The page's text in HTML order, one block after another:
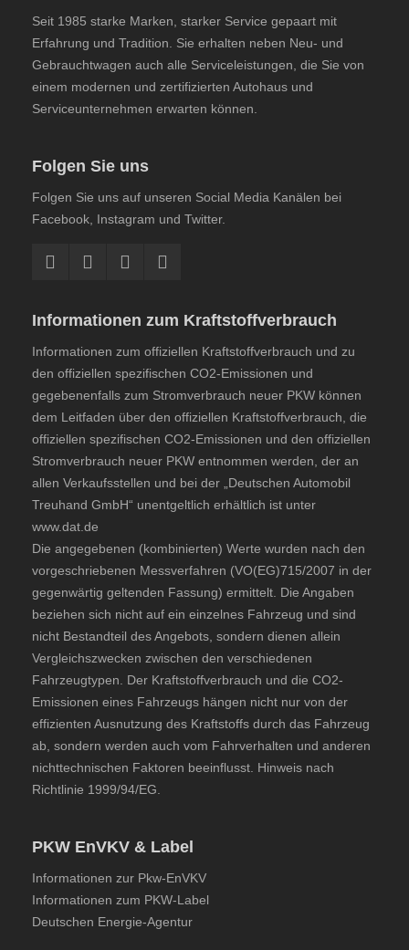
Seit 1985 starke Marken, starker Service gepaart mit
Erfahrung und Tradition. Sie erhalten neben Neu- und
Gebrauchtwagen auch alle Serviceleistungen, die Sie von
einem modernen und zertifizierten Autohaus und
Serviceunternehmen erwarten können.
Folgen Sie uns
Folgen Sie uns auf unseren Social Media Kanälen bei
Facebook, Instagram und Twitter.
Informationen zum Kraftstoffverbrauch
Informationen zum offiziellen Kraftstoffverbrauch und zu
den offiziellen spezifischen CO2-Emissionen und
gegebenenfalls zum Stromverbrauch neuer PKW können
dem Leitfaden über den offiziellen Kraftstoffverbrauch, die
offiziellen spezifischen CO2-Emissionen und den offiziellen
Stromverbrauch neuer PKW entnommen werden, der an
allen Verkaufsstellen und bei der „Deutschen Automobil
Treuhand GmbH“ unentgeltlich erhältlich ist unter
www.dat.de
Die angegebenen (kombinierten) Werte wurden nach den
vorgeschriebenen Messverfahren (VO(EG)715/2007 in der
gegenwärtig geltenden Fassung) ermittelt. Die Angaben
beziehen sich nicht auf ein einzelnes Fahrzeug und sind
nicht Bestandteil des Angebots, sondern dienen allein
Vergleichszwecken zwischen den verschiedenen
Fahrzeugtypen. Der Kraftstoffverbrauch und die CO2-
Emissionen eines Fahrzeugs hängen nicht nur von der
effizienten Ausnutzung des Kraftstoffs durch das Fahrzeug
ab, sondern werden auch vom Fahrverhalten und anderen
nichttechnischen Faktoren beeinflusst. Hinweis nach
Richtlinie 1999/94/EG.
PKW EnVKV & Label
Informationen zur Pkw-EnVKV
Informationen zum PKW-Label
Deutschen Energie-Agentur